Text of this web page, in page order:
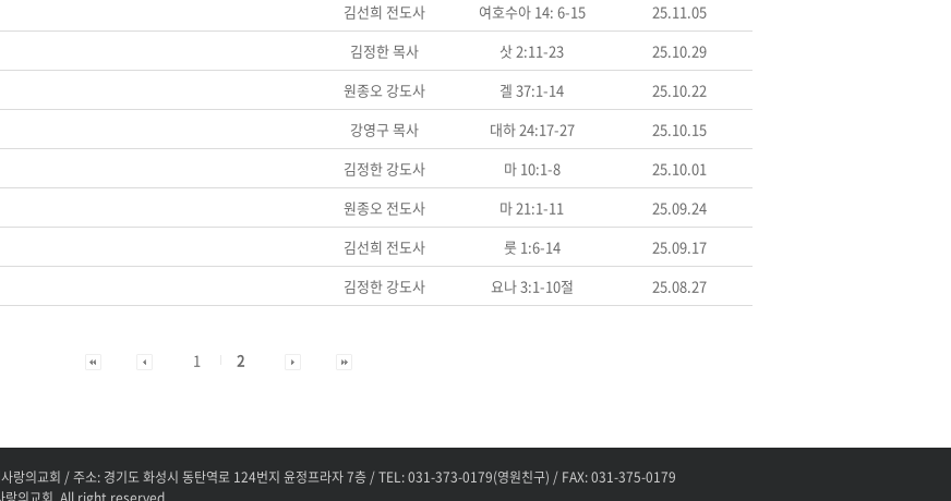
김선희 전도사 여호수아 14: 6-15
25.11.05
김정한 목사 삿 2:11-23
25.10.29
원종오 강도사 겔 37:1-14
25.10.22
강영구 목사 대하 24:17-27
25.10.15
김정한 강도사 마 10:1-8
25.10.01
원종오 전도사 마 21:1-11
25.09.24
김선희 전도사 룻 1:6-14
25.09.17
김정한 강도사 요나 3:1-10절 25.08.27
1 2
사랑의교회 / 주소: 경기도 화성시 동탄역로 124번지 윤정프라자 7층 / TEL: 031-373-0179(영원친구) / FAX: 031-375-0179